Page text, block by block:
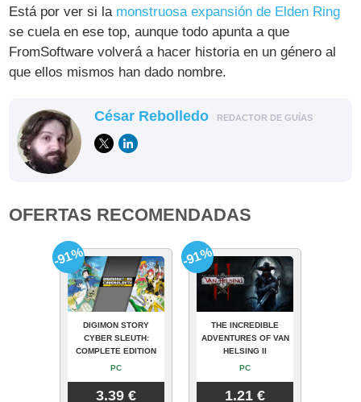
Está por ver si la monstruosa expansión de Elden Ring
se cuela en ese top, aunque todo apunta a que
FromSoftware volverá a hacer historia en un género al
que ellos mismos han dado nombre.
César Rebolledo REDACTOR DE GUÍAS
OFERTAS RECOMENDADAS
DIGIMON STORY
CYBER SLEUTH:
COMPLETE EDITION
PC
3.39 €
-91%
THE INCREDIBLE
ADVENTURES OF VAN
HELSING II
PC
1.21 €
-91%